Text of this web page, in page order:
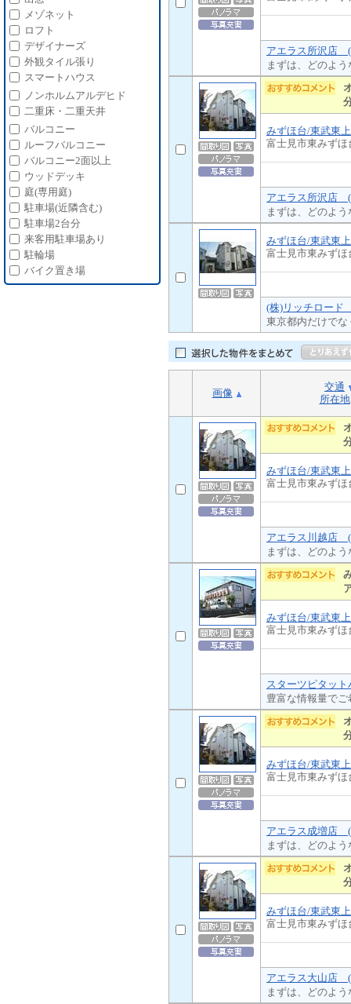
アエラス所沢店 (
まずは、どのよ
みずほ台/東武東
富士見市東みずほ
アエラス所沢店 (
まずは、どのよ
みずほ台/東武東
富士見市東みずほ
(株)リッチロード
東京都内だけで
画像
交通
所在地
みずほ台/東武東
富士見市東みずほ
アエラス川越店 (
まずは、どのよ
みずほ台/東武東
富士見市東みずほ
スターツピタッ
豊富な情報量で
みずほ台/東武東
富士見市東みずほ
アエラス成増店 (
まずは、どのよ
みずほ台/東武東
富士見市東みずほ
アエラス大山店 (
まずは、どのよ
メゾネット
ロフト
デザイナーズ
外観タイル張り
スマートハウス
ノンホルムアルデヒド
二重床・二重天井
バルコニー
ルーフバルコニー
バルコニー2面以上
ウッドデッキ
庭(専用庭)
駐車場(近隣含む)
駐車場2台分
来客用駐車場あり
駐輪場
バイク置き場